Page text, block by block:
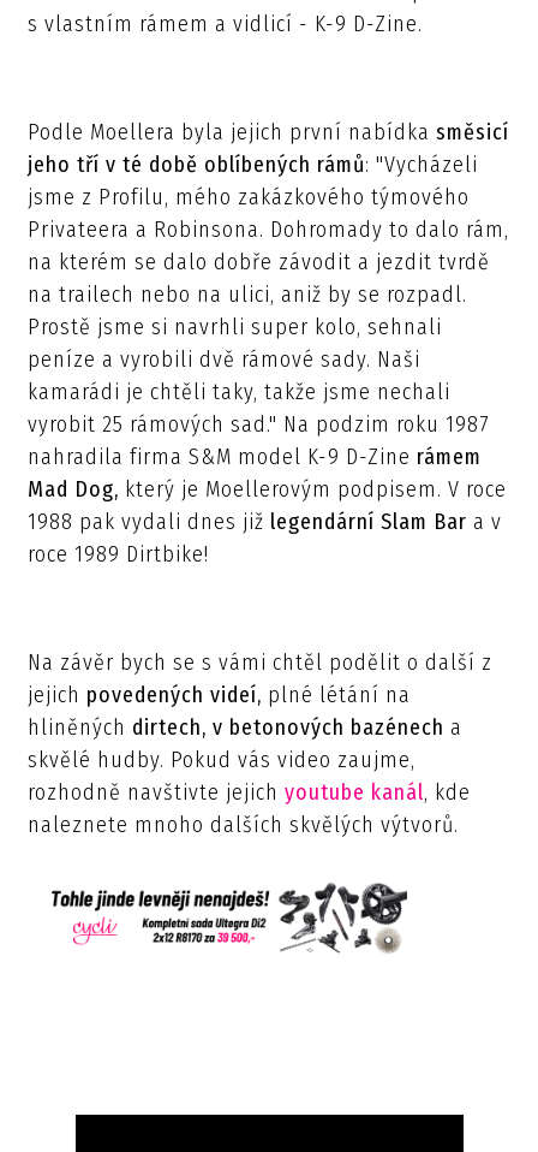
s vlastním rámem a vidlicí - K-9 D-Zine.
Podle Moellera byla jejich první nabídkasměsicí
jeho tří v té době oblíbených rámů: "Vycházeli
jsme z Profilu, mého zakázkového týmového
Privateera a Robinsona. Dohromady to dalo rám,
na kterém se dalo dobře závodit a jezdit tvrdě
na trailech nebo na ulici, aniž by se rozpadl.
Prostě jsme si navrhli super kolo, sehnali
peníze a vyrobili dvě rámové sady. Naši
kamarádi je chtěli taky, takže jsme nechali
vyrobit 25 rámových sad." Na podzim roku 1987
nahradila firma S&M model K-9 D-Zine rámem
Mad Dog, který je Moellerovým podpisem. V roce
1988 pak vydali dnes již legendární Slam Bar a v
roce 1989 Dirtbike!
Na závěr bych se s vámi chtěl podělit o další z
jejich povedených videí, plné létání na
hliněných dirtech, v betonových bazénech a
skvělé hudby. Pokud vás video zaujme,
rozhodně navštivte jejich youtube kanál, kde
naleznete mnoho dalších skvělých výtvorů.